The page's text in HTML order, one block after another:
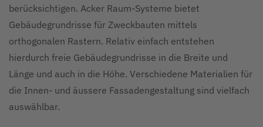
berücksichtigen. Acker Raum-Systeme bietet
Gebäudegrundrisse für Zweckbauten mittels
orthogonalen Rastern. Relativ einfach entstehen
hierdurch freie Gebäudegrundrisse in die Breite und
Länge und auch in die Höhe. Verschiedene Materialien für
die Innen- und äussere Fassadengestaltung sind vielfach
auswählbar.